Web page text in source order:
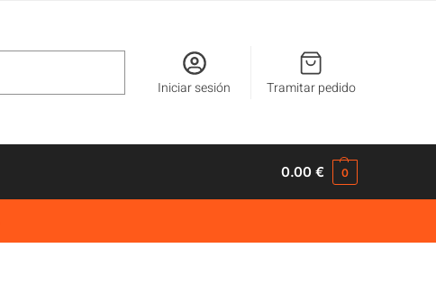
Iniciar sesión Tramitar pedido
0.00€ 0